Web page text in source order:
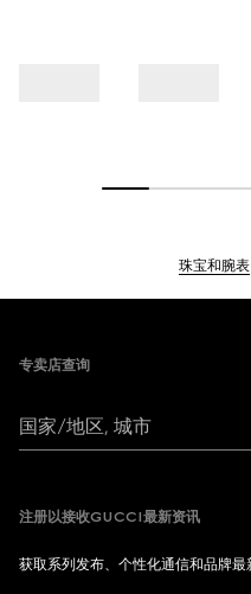
珠宝和腕表
专卖店查询
国家/地区, 城市
注册以接收GUCCI最新资讯
获取系列发布、个性化通信和品牌最